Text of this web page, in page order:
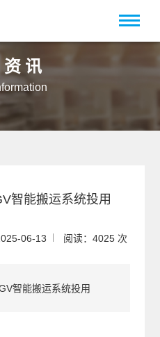
资讯
智能搬运系统投用
06-13 阅读：4025 次
智能搬运系统投用